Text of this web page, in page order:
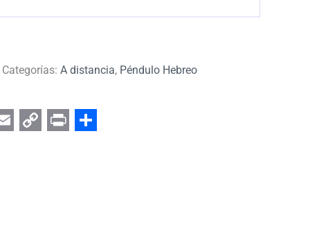
Categorías: A distancia, Péndulo Hebreo